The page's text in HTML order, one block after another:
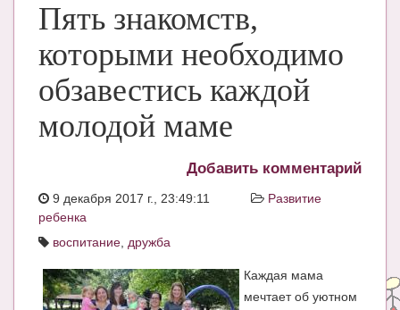
НОВОРОЖДЕННЫЙ
РАЗВИТИЕ
ВОПРОС-ОТВЕТ
ЧАТ
Сказки
ЗДОРОВЬЕ
Пять знакомств,
которыми необходимо
обзавестись каждой
молодой маме
Добавить комментарий
9 декабря 2017 г., 23:49:11
Развитие
ребенка
воспитание дружба
Каждая мама
мечтает об уютном